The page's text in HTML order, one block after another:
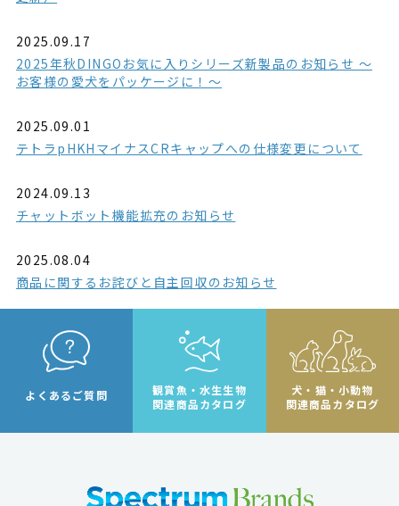
2025.09.17
2025年秋DINGOお気に入りシリーズ新製品のお知らせ ～
お客様の愛犬をパッケージに！～
2025.09.01
テトラpHKHマイナスCRキャップへの仕様変更について
2024.09.13
チャットボット機能拡充のお知らせ
2025.08.04
商品に関するお詫びと自主回収のお知らせ
よくあるご質問
観賞魚・水生生物
関連商品カタログ
犬・猫・小動物
関連商品カタログ